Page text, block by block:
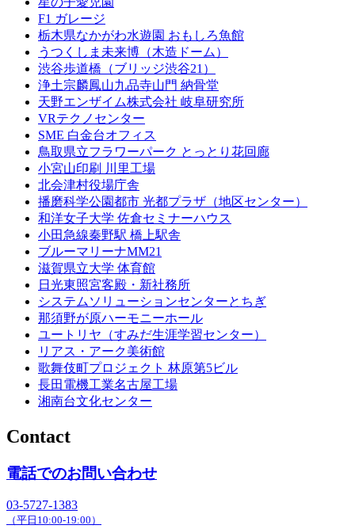
F1 ガレージ
栃木県なかがわ水遊園 おもしろ魚館
うつくしま未来博（木造ドーム）
渋谷歩道橋（ブリッジ渋谷21）
浄土宗麟鳳山九品寺山門 納骨堂
天野エンザイム株式会社 岐阜研究所
VRテクノセンター
SME 白金台オフィス
鳥取県立フラワーパーク とっとり花回廊
小宮山印刷 川里工場
北会津村役場庁舎
播磨科学公園都市 光都プラザ（地区センター）
和洋女子大学 佐倉セミナーハウス
小田急線秦野駅 橋上駅舎
ブルーマリーナMM21
滋賀県立大学 体育館
日光東照宮客殿・新社務所
システムソリューションセンターとちぎ
那須野が原ハーモニーホール
ユートリヤ（すみだ生涯学習センター）
リアス・アーク美術館
歌舞伎町プロジェクト 林原第5ビル
長田電機工業名古屋工場
湘南台文化センター
Contact
電話でのお問い合わせ
03-5727-1383
（平日10:00-19:00）